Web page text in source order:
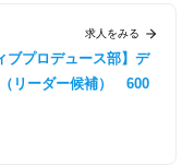
ブプロデュース部】デ
リーダー候補）
600
求人をみる